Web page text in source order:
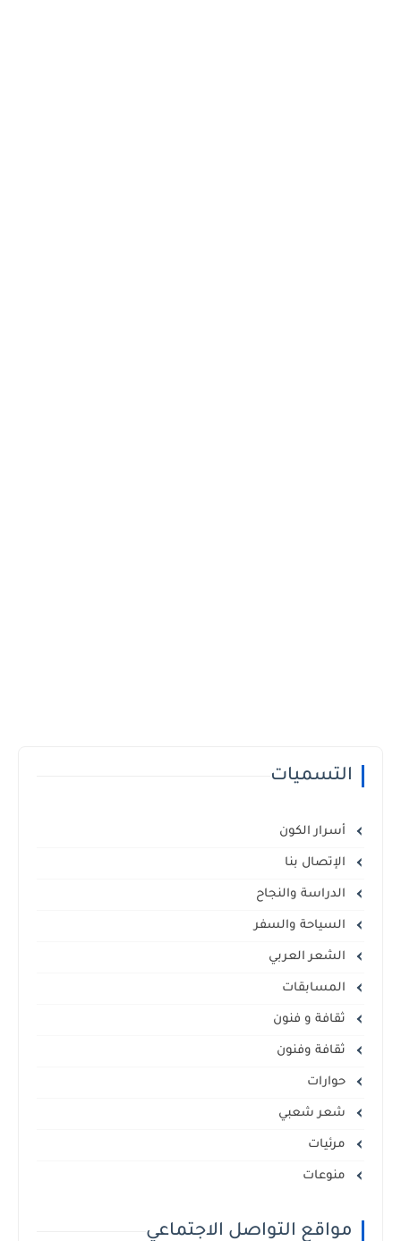
التسميات
أسرار الكون
الإتصال بنا
الدراسة والنجاح
السياحة والسفر
الشعر العربي
المسابقات
ثقافة و فنون
ثقافة وفنون
حوارات
شعر شعبي
مرئيات
منوعات
مواقع التواصل الاجتماعي